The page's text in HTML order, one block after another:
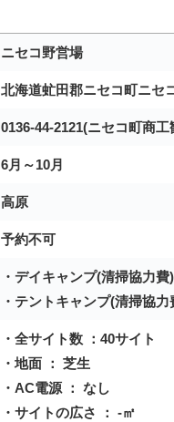
ニセコ野営場
北海道虻田郡ニセコ町ニセ
0136-44-2121(ニセコ町商工
6月～10月
高原
予約不可
・デイキャンプ(清掃協力費
・テントキャンプ(清掃協
・全サイト数 ：40サイト
・地面 ： 芝生
・AC電源 ： なし
・サイトの広さ ： -㎡